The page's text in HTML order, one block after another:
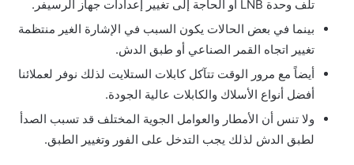
تلف وحدة LNB أو الحاجة إلى تغيير إعدادات جهاز الرسيفر.
بينما في بعض الحالات يكون السبب في الإشارة الغير منتظمة
تغيير اتجاه القمر الصناعي أو طبق الدش.
أيضاً مع مرور الوقت تتآكل كابلات الستلايت لذلك نوفر لعملائنا
أفضل أنواع الأسلاك والكابلات عالية الجودة.
ولا تنس أن الأمطار والعوامل الجوية المختلف قد تسبب الصدأ
لطبق الدش لذلك يجب التدخل على الفور وتغيير الطبق.